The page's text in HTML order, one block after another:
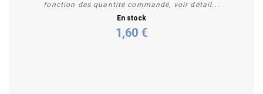
fonction des quantité commandé, voir détail...
En stock
1,60 €